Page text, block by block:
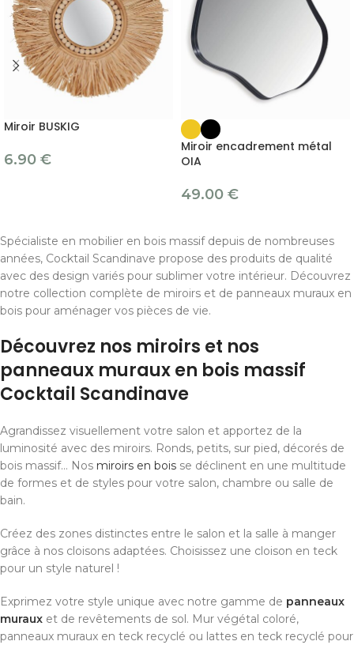
Miroir BUSKIG
6.90 €
Miroir encadrement métal
OIA
49.00 €
Spécialiste en mobilier en bois massif depuis de nombreuses
années, Cocktail Scandinave propose des produits de qualité
avec des design variés pour sublimer votre intérieur. Découvrez
notre collection complète de miroirs et de panneaux muraux en
bois pour aménager vos pièces de vie.
Découvrez nos miroirs et nos
panneaux muraux en bois massif
Cocktail Scandinave
Agrandissez visuellement votre salon et apportez de la
luminosité avec des miroirs. Ronds, petits, sur pied, décorés de
bois massif… Nos miroirs en bois se déclinent en une multitude
de formes et de styles pour votre salon, chambre ou salle de
bain.
Créez des zones distinctes entre le salon et la salle à manger
grâce à nos cloisons adaptées. Choisissez une cloison en teck
pour un style naturel !
Exprimez votre style unique avec notre gamme de panneaux
muraux et de revêtements de sol. Mur végétal coloré,
panneaux muraux en teck recyclé ou lattes en teck recyclé pour